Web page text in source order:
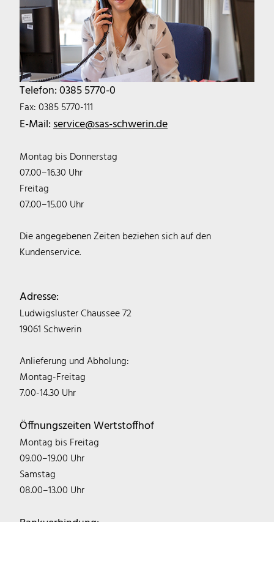
Telefon: 0385 5770-0
Fax: 0385 5770-111
E-Mail:service@sas-schwerin.de
Montag bis Donnerstag
07.00–16.30 Uhr
Freitag
07.00–15.00 Uhr
Die angegebenen Zeiten beziehen sich auf den
Kundenservice.
Adresse:
Ludwigsluster Chaussee 72
19061 Schwerin
Anlieferung und Abholung:
Montag-Freitag
7.00-14.30 Uhr
Öffnungszeiten Wertstoffhof
Montag bis Freitag
09.00–19.00 Uhr
Samstag
08.00–13.00 Uhr
Bankverbindung: